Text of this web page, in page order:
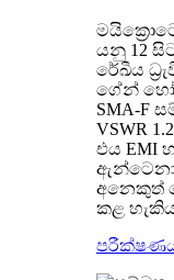
යනු 12
රේඛීය
ගේන්
SMA-F
VSWR
එය EMI
ඇන්ටෙනා
අනෙකුත්
කළ